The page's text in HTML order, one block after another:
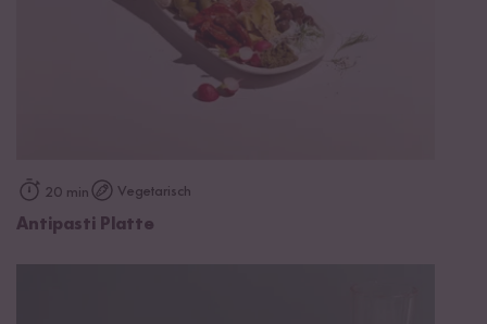
20 min Vegetarisch
Antipasti Platte